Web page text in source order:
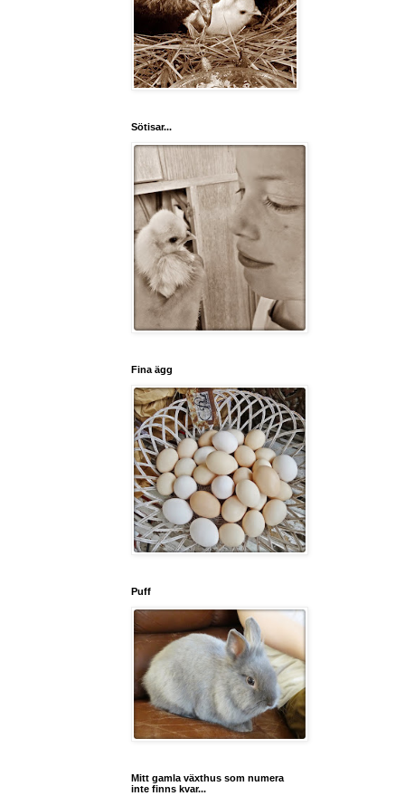
Sötisar...
Fina ägg
Puff
Mitt gamla växthus som numera
inte finns kvar...